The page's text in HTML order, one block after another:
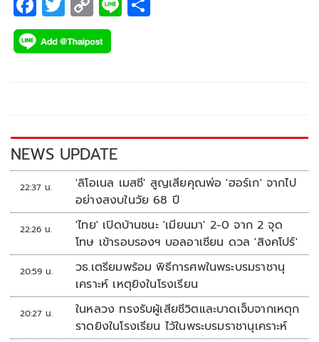
ac
e
k
wi
tt
o
p
k
NEWS UPDATE
22:37 น.
'ลิโอเนล เมสซี' สูญเสียคุณพ่อ 'ฮอร์เก' จากไป
อย่างสงบในวัย 68 ปี
22:26 น.
'ไทย' เปิดบ้านชนะ 'เมียนมา' 2-0 จาก 2 จุด
โทษ เข้ารอบรองฯ บอลอาเซียน ดวล 'สิงคโปร์'
20:59 น.
วธ.เตรียมพร้อม พิธีการศพในพระบรมราชานุ
เคราะห์ เหตุยิงในโรงเรียน
20:27 น.
ในหลวง ทรงรับผู้เสียชีวิตและบาดเจ็บจากเหตุก
ราดยิงในโรงเรียน ไว้ในพระบรมราชานุเคราะห์